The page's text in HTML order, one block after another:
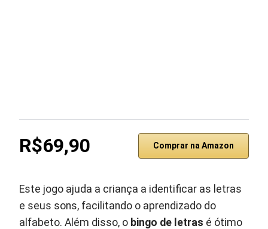
R$69,90 Comprar na Amazon
Este jogo ajuda a criança a identificar as letras
e seus sons, facilitando o aprendizado do
alfabeto. Além disso, o bingo de letras é ótimo